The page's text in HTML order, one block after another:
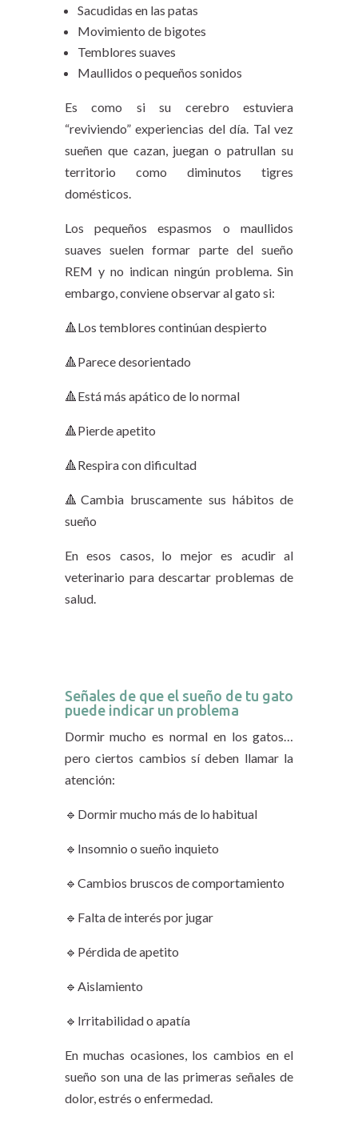
Sacudidas en las patas
Movimiento de bigotes
Temblores suaves
Maullidos o pequeños sonidos
Es como si su cerebro estuviera
“reviviendo” experiencias del día. Tal vez
sueñen que cazan, juegan o patrullan su
territorio como diminutos tigres
domésticos.
Los pequeños espasmos o maullidos
suaves suelen formar parte del sueño
REM y no indican ningún problema. Sin
embargo, conviene observar al gato si:
🔺Los temblores continúan despierto
🔺Parece desorientado
🔺Está más apático de lo normal
🔺Pierde apetito
🔺Respira con dificultad
🔺Cambia bruscamente sus hábitos de
sueño
En esos casos, lo mejor es acudir al
veterinario para descartar problemas de
salud.
Señales de que el sueño de tu gato
puede indicar un problema
Dormir mucho es normal en los gatos…
pero ciertos cambios sí deben llamar la
atención:
🔹Dormir mucho más de lo habitual
🔹Insomnio o sueño inquieto
🔹Cambios bruscos de comportamiento
🔹Falta de interés por jugar
🔹Pérdida de apetito
🔹Aislamiento
🔹Irritabilidad o apatía
En muchas ocasiones, los cambios en el
sueño son una de las primeras señales de
dolor, estrés o enfermedad.